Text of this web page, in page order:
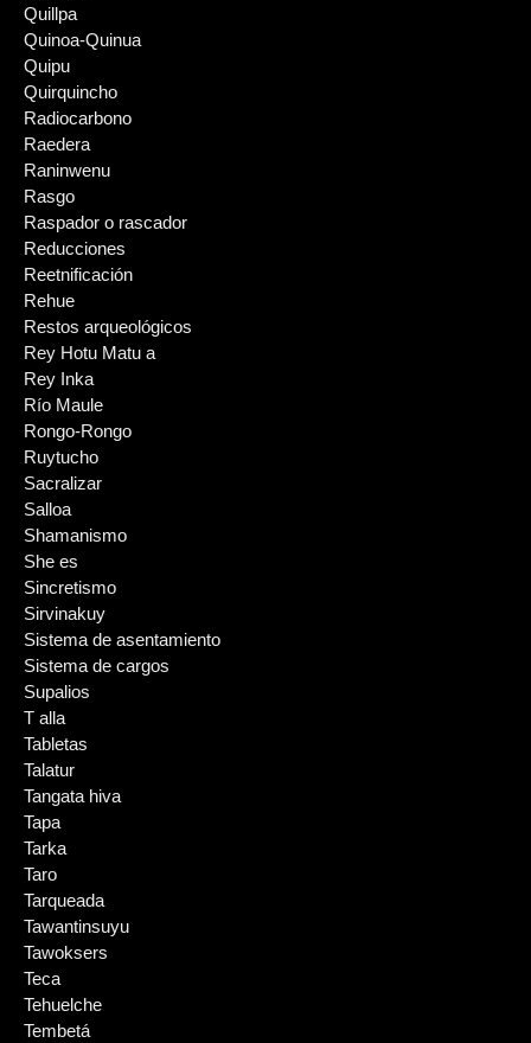
Quillpa
Quinoa-Quinua
Quipu
Quirquincho
Radiocarbono
Raedera
Raninwenu
Rasgo
Raspador o rascador
Reducciones
Reetnificación
Rehue
Restos arqueológicos
Rey Hotu Matu a
Rey Inka
Río Maule
Rongo-Rongo
Ruytucho
Sacralizar
Salloa
Shamanismo
She es
Sincretismo
Sirvinakuy
Sistema de asentamiento
Sistema de cargos
Supalios
T alla
Tabletas
Talatur
Tangata hiva
Tapa
Tarka
Taro
Tarqueada
Tawantinsuyu
Tawoksers
Teca
Tehuelche
Tembetá